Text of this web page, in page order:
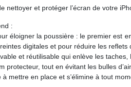
nettoyer et protéger l’écran de votre
:
éloigner la poussière : le premier est
digitales et pour réduire les reflets
et réutilisable qui enlève les
protecteur, tout en évitant les bulles d’air.
mettre en place et s’élimine à tout